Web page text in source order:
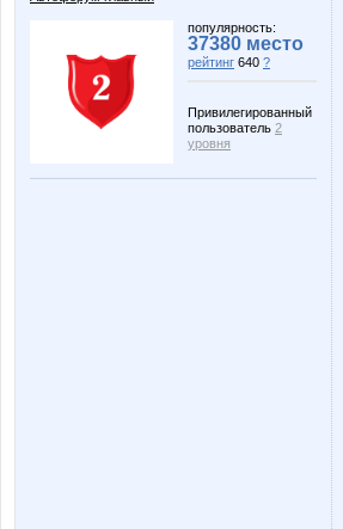
популярность:
37380 место
рейтинг 640 ?
Привилегированный
пользователь 2
уровня